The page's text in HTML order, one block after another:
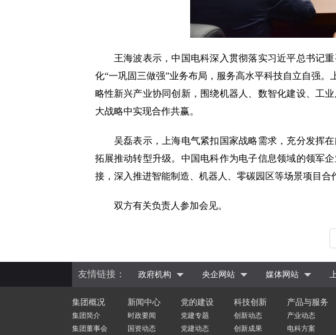
王海波表示，中国电科深入贯彻落实习近平总书记重
化“一巩固三做强”业务布局，服务高水平科技自立自强
略性新兴产业协同创新，围绕机器人、数智化建设、工
大战略中实现合作共赢。
吴磊表示，上海电气紧扣国家战略需求，充分发挥在
拓展推动转型升级。中国电科作为电子信息领域的领军
接，深入推进智能制造、机器人、零碳园区等场景项目
双方有关负责人参加会见。
友情链接： 政府机构 央企网站 媒体网站
集团概况
集团简介
集团董事会
新闻中心
时政要闻
国资动态
党的建设
党建专题
党建动态
科技创新
创新动态
创新成果
产品与服务
产业动态
电科方案